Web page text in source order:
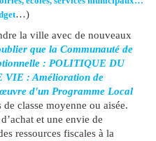
…)
la ville avec de nouveaux
que la Communauté de
: POLITIQUE DU
VIE : Amélioration de
d'un Programme Local
classe moyenne ou aisée.
et une envie de
ressources fiscales à la